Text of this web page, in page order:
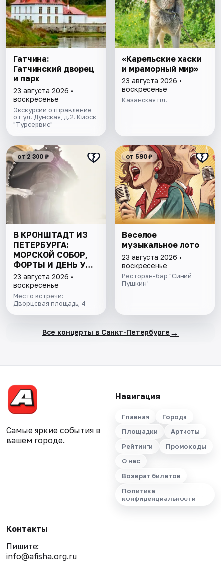
Гатчина:
Гатчинский дворец
и парк
23 августа 2026 •
воскресенье
Экскурсии отправление
от ул. Думская, д.2. Киоск
"Турсервис"
«Карельские хаски
и мраморный мир»
23 августа 2026 •
воскресенье
Казанская пл.
от 2 300 ₽
В КРОНШТАДТ ИЗ
ПЕТЕРБУРГА:
МОРСКОЙ СОБОР,
ФОРТЫ И ДЕНЬ У
ФИНСКОГО ЗАЛИВА.
ВСЁ ВКЛЮЧЕНО
23 августа 2026 •
воскресенье
Место встречи:
Дворцовая площадь, 4
от 590 ₽
Веселое
музыкальное лото
23 августа 2026 •
воскресенье
Ресторан-бар "Синий
Пушкин"
Все концерты в Санкт-Петербурге →
Самые яркие события в
вашем городе.
Навигация
Главная
Города
Площадки
Артисты
Рейтинги
Промокоды
О нас
Возврат билетов
Политика
конфиденциальности
Контакты
Пишите:
info@afisha.org.ru